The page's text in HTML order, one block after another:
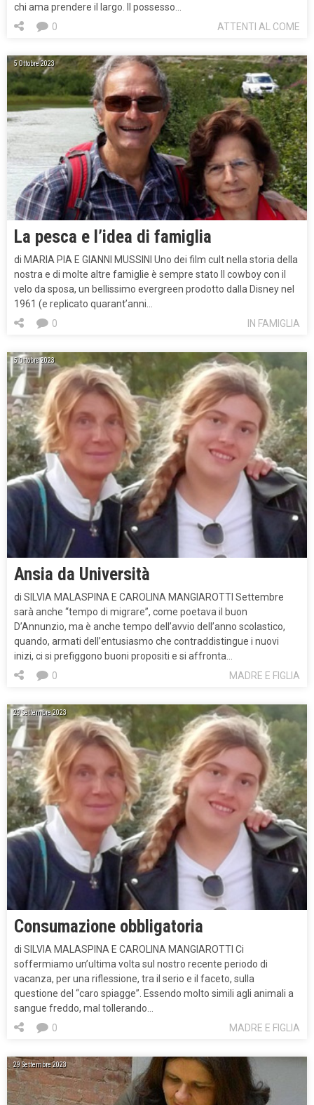
chi ama prendere il largo. Il possesso…
ATTENTI AL COME
0
5 Ottobre 2023
La pesca e l’idea di famiglia
di MARIA PIA E GIANNI MUSSINI Uno dei film cult nella storia della
nostra e di molte altre famiglie è sempre stato Il cowboy con il
velo da sposa, un bellissimo evergreen prodotto dalla Disney nel
1961 (e replicato quarant’anni…
IN FAMIGLIA
0
5 Ottobre 2023
Ansia da Università
di SILVIA MALASPINA E CAROLINA MANGIAROTTI Settembre
sarà anche “tempo di migrare”, come poetava il buon
D’Annunzio, ma è anche tempo dell’avvio dell’anno scolastico,
quando, armati dell’entusiasmo che contraddistingue i nuovi
inizi, ci si prefiggono buoni propositi e si affronta…
MADRE E FIGLIA
0
29 Settembre 2023
Consumazione obbligatoria
di SILVIA MALASPINA E CAROLINA MANGIAROTTI Ci
soffermiamo un’ultima volta sul nostro recente periodo di
vacanza, per una riflessione, tra il serio e il faceto, sulla
questione del “caro spiagge”. Essendo molto simili agli animali a
sangue freddo, mal tollerando…
MADRE E FIGLIA
0
29 Settembre 2023